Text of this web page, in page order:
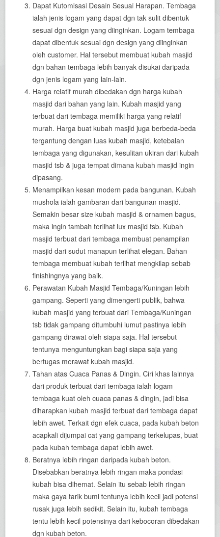
Dapat Kutomisasi Desain Sesuai Harapan. Tembaga
ialah jenis logam yang dapat dgn tak sulit dibentuk
sesuai dgn design yang diinginkan. Logam tembaga
dapat dibentuk sesuai dgn design yang diinginkan
oleh customer. Hal tersebut membuat kubah masjid
dgn bahan tembaga lebih banyak disukai daripada
dgn jenis logam yang lain-lain.
Harga relatif murah dibedakan dgn harga kubah
masjid dari bahan yang lain. Kubah masjid yang
terbuat dari tembaga memiliki harga yang relatif
murah. Harga buat kubah masjid juga berbeda-beda
tergantung dengan luas kubah masjid, ketebalan
tembaga yang digunakan, kesulitan ukiran dari kubah
masjid tsb & juga tempat dimana kubah masjid ingin
dipasang.
Menampilkan kesan modern pada bangunan. Kubah
mushola ialah gambaran dari bangunan masjid.
Semakin besar size kubah masjid & ornamen bagus,
maka ingin tambah terlihat lux masjid tsb. Kubah
masjid terbuat dari tembaga membuat penampilan
masjid dari sudut manapun terlihat elegan. Bahan
tembaga membuat kubah terlihat mengkilap sebab
finishingnya yang baik.
Perawatan Kubah Masjid Tembaga/Kuningan lebih
gampang. Seperti yang dimengerti publik, bahwa
kubah masjid yang terbuat dari Tembaga/Kuningan
tsb tidak gampang ditumbuhi lumut pastinya lebih
gampang dirawat oleh siapa saja. Hal tersebut
tentunya menguntungkan bagi siapa saja yang
bertugas merawat kubah masjid.
Tahan atas Cuaca Panas & Dingin. Ciri khas lainnya
dari produk terbuat dari tembaga ialah logam
tembaga kuat oleh cuaca panas & dingin, jadi bisa
diharapkan kubah masjid terbuat dari tembaga dapat
lebih awet. Terkait dgn efek cuaca, pada kubah beton
acapkali dijumpai cat yang gampang terkelupas, buat
pada kubah tembaga dapat lebih awet.
Beratnya lebih ringan daripada kubah beton.
Disebabkan beratnya lebih ringan maka pondasi
kubah bisa dihemat. Selain itu sebab lebih ringan
maka gaya tarik bumi tentunya lebih kecil jadi potensi
rusak juga lebih sedikit. Selain itu, kubah tembaga
tentu lebih kecil potensinya dari kebocoran dibedakan
dgn kubah beton.